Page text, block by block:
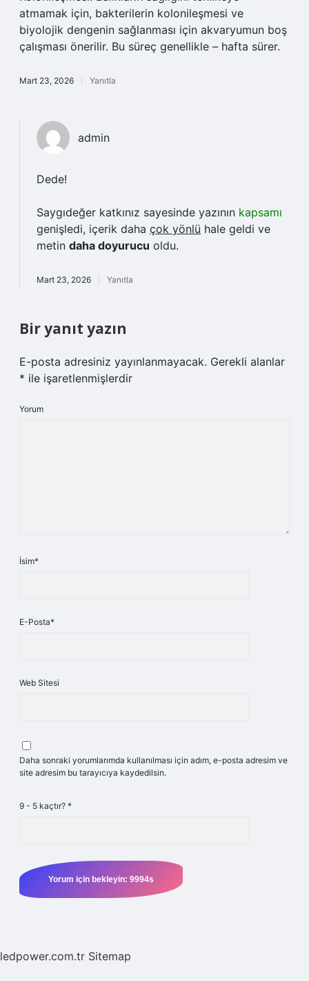
atmamak için, bakterilerin kolonileşmesi ve
biyolojik dengenin sağlanması için akvaryumun boş
çalışması önerilir. Bu süreç genellikle – hafta sürer.
Mart 23, 2026 Yanıtla
admin
Dede!
Saygıdeğer katkınız sayesinde yazının kapsamı
genişledi, içerik daha çok yönlü hale geldi ve
metin daha doyurucu oldu.
Mart 23, 2026 Yanıtla
Bir yanıt yazın
E-posta adresiniz yayınlanmayacak. Gerekli alanlar
* ile işaretlenmişlerdir
Yorum
İsim*
E-Posta*
Web Sitesi
Daha sonraki yorumlarımda kullanılması için adım, e-posta adresim ve
site adresim bu tarayıcıya kaydedilsin.
9 - 5 kaçtır? *
ledpower.com.tr Sitemap